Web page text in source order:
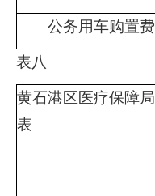
公务用车购置费
表八
黄石港区医疗保障局
表